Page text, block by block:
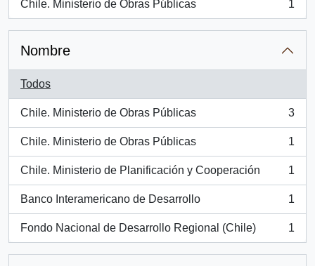
Chile. Ministerio de Obras Públicas
, 1 resultados
1
Nombre
Todos
Chile. Ministerio de Obras Públicas
, 3 resultados
3
Chile. Ministerio de Obras Públicas
, 1 resultados
1
Chile. Ministerio de Planificación y Cooperación
, 1 resultados
1
Banco Interamericano de Desarrollo
, 1 resultados
1
Fondo Nacional de Desarrollo Regional (Chile)
, 1 resultados
1